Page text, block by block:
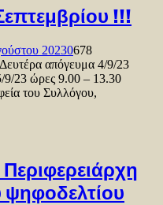
!!!
20230678
απόγευμα 4/9/23
9/23 ώρες 9.00 – 13.30
του Συλλόγου,
ψηφοδελτίου